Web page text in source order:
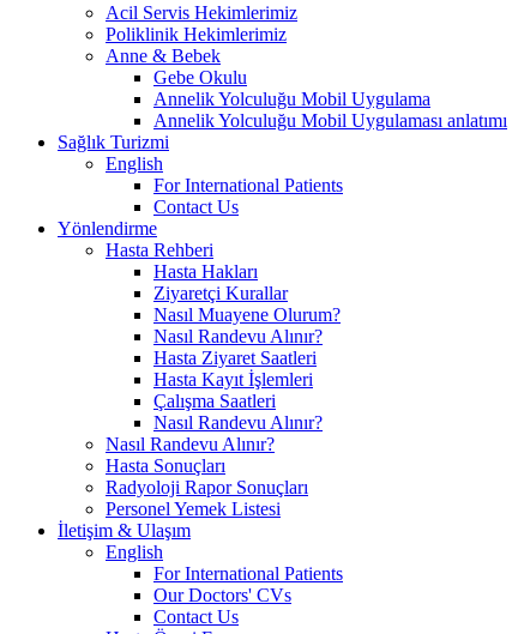
Acil Servis Hekimlerimiz
Poliklinik Hekimlerimiz
Anne & Bebek
Gebe Okulu
Annelik Yolculuğu Mobil Uygulama
Annelik Yolculuğu Mobil Uygulaması anlatımı
Sağlık Turizmi
English
For International Patients
Contact Us
Yönlendirme
Hasta Rehberi
Hasta Hakları
Ziyaretçi Kurallar
Nasıl Muayene Olurum?
Nasıl Randevu Alınır?
Hasta Ziyaret Saatleri
Hasta Kayıt İşlemleri
Çalışma Saatleri
Nasıl Randevu Alınır?
Nasıl Randevu Alınır?
Hasta Sonuçları
Radyoloji Rapor Sonuçları
Personel Yemek Listesi
İletişim & Ulaşım
English
For International Patients
Our Doctors' CVs
Contact Us